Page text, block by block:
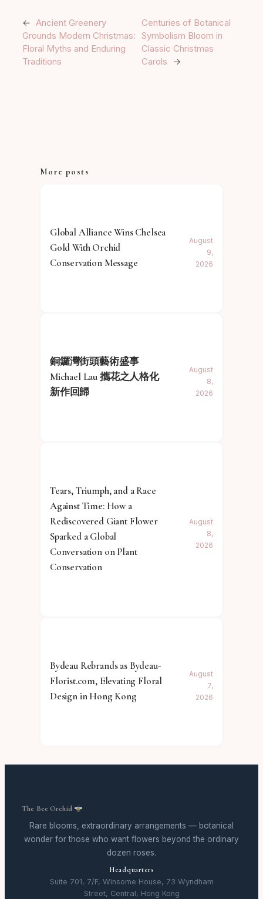
← Ancient Greenery
Grounds Modern Christmas:
Floral Myths and Enduring
Traditions
Centuries of Botanical
Symbolism Bloom in
Classic Christmas
Carols
→
More posts
Global Alliance Wins Chelsea
Gold With Orchid
Conservation Message
August
9,
2026
銅鑼灣街頭藝術盛事
Michael Lau 攜花之人格化
新作回歸
August
8,
2026
Tears, Triumph, and a Race
Against Time: How a
Rediscovered Giant Flower
Sparked a Global
Conversation on Plant
Conservation
August
8,
2026
Bydeau Rebrands as Bydeau-
Florist.com, Elevating Floral
Design in Hong Kong
August
7,
2026
The Bee Orchid
Rare blooms, extraordinary arrangements — botanical
wonder for those who want flowers beyond the ordinary
dozen roses.
Headquarters
Suite 701, 7/F, Winsome House, 73 Wyndham
Street, Central, Hong Kong